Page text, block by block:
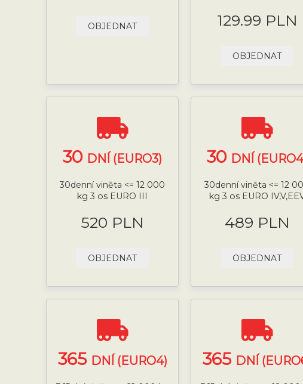
OBJEDNAT 129.99 PLN
OBJEDNAT
30 DNÍ (EURO3)
30denní viněta <= 12 000
kg 3 os EURO III
520 PLN
OBJEDNAT
30 DNÍ
30denní viněta <= 12
kg 3 os EURO
489 PLN
OBJEDNAT
365 DNÍ (EURO4) 365 DNÍ